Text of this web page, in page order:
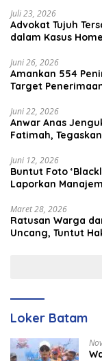
Juli 23, 2026
Advokat Tujuh
dalam Kasus
Juni 26, 2026
Amankan 554
Target
Juni 22, 2026
Anwar Anas
Fatimah,
Juni 12, 2026
Buntut Foto
Laporkan
Maret 28, 2026
Ratusan Warga
Uncang, Tuntut
Loker Batam